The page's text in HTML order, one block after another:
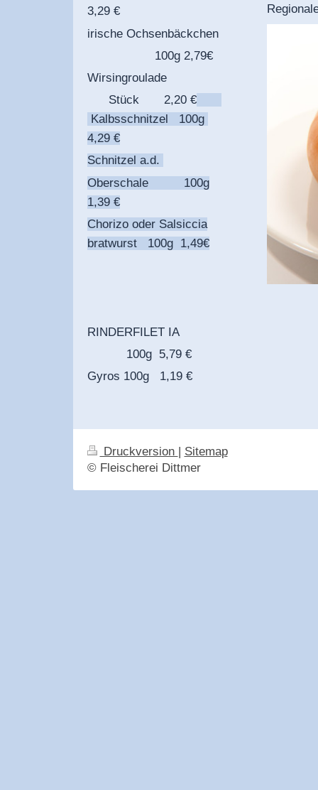
3,29 €
irische Ochsenbäckchen
100g 2,79€
Wirsingroulade
Stück 2,20 €
Kalbsschnitzel 100g
4,29 €
Schnitzel a.d.
Oberschale 100g
1,39 €
Chorizo oder Salsiccia
bratwurst 100g 1,49€
RINDERFILET IA
100g 5,79 €
Gyros 100g 1,19 €
Druckversion
Sitemap
© Fleischerei Dittmer